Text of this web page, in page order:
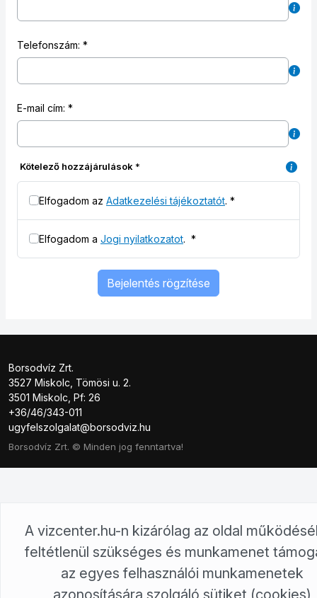
Telefonszám:
E-mail cím:
Kötelező hozzájárulások *
Elfogadom az Adatkezelési tájékoztatót. *
Elfogadom a Jogi nyilatkozatot. *
Bejelentés rögzítése
Borsodvíz Zrt.
3527 Miskolc, Tömösi u. 2.
3501 Miskolc, Pf: 26
+36/46/343-011
ugyfelszolgalat@borsodviz.hu
Borsodvíz Zrt. © Minden jog fenntartva!
A vizcenter.hu-n kizárólag az oldal
feltétlenül szükséges és munkamenet
az egyes felhasználói munkamenetek
azonosítására szolgáló sütiket (cookies)